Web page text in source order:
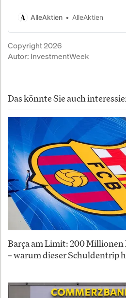
Landgericht entscheidet
AlleAktien AlleAktien
Copyright 2026
Autor: InvestmentWeek
Das könnte Sie auch
Barça am Limit: 200
– warum dieser Schuldentrip